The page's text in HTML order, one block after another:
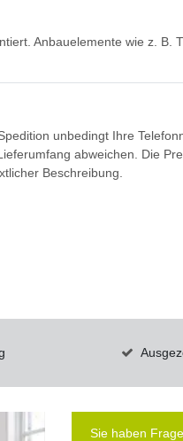
Anbauelemente wie z. B.
unbedingt Ihre
abweichen. Die
Beschreibung.
Sie haben